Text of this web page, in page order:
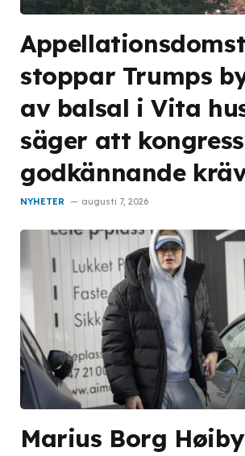
stoppar Trumps
av balsal i Vita
säger att
godkännande
NYHETER augusti 7, 2026
Marius Borg